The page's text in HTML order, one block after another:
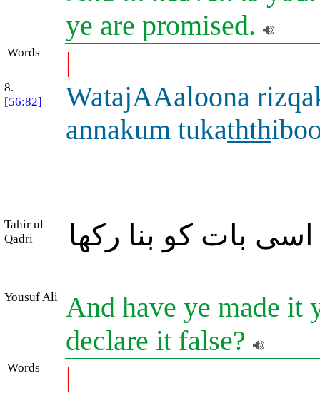
ye are promised.
Words |
8.
[56:82]
WatajAAaloona
annakum tukathth
Tahir ul
Qadri
بات کو بنا رکھا
Yousuf Ali And have ye made it
declare it false?
Words |